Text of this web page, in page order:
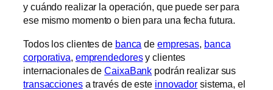
y cuándo realizar la operación, que puede ser para
ese mismo momento o bien para una fecha futura.
Todos los clientes de banca de empresas, banca
corporativa, emprendedoresy clientes
internacionales deCaixaBank podrán realizar sus
transaccionesa través de este innovador sistema, el